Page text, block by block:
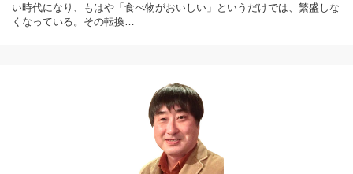
い時代になり、もはや「食べ物がおいしい」というだけでは、繁盛しな
くなっている。その転換…